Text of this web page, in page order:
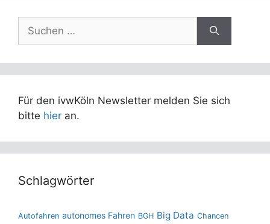
Suchen
nach:
Für den ivwKöln Newsletter melden Sie sich
bitte hier an.
Schlagwörter
Autofahren autonomes Fahren BGH Big Data Chancen